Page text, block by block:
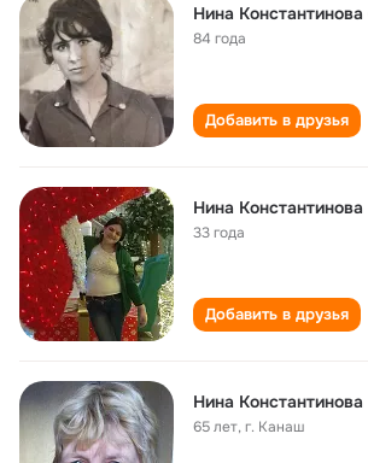
Нина
84 года
Добавить в друзья
Нина Константинова
33 года
Добавить в друзья
Нина Константинова
65 лет,г. Канаш